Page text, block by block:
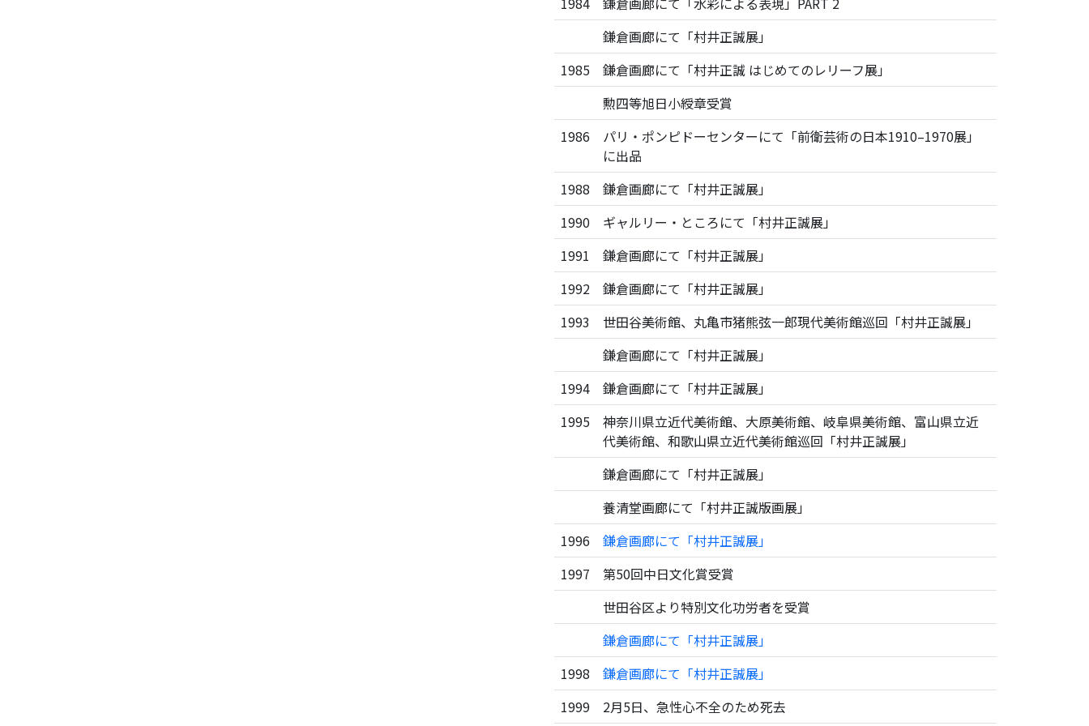
鎌倉画廊にて「村井正誠展」
1985
鎌倉画廊にて「村井正誠 はじめてのレリーフ展」
勲四等旭日小綬章受賞
1986
パリ・ポンピドーセンターにて「前衛芸術の日本1910–1970展」
に出品
1988
鎌倉画廊にて「村井正誠展」
1990
ギャルリー・ところにて「村井正誠展」
1991
鎌倉画廊にて「村井正誠展」
1992
鎌倉画廊にて「村井正誠展」
1993
世田谷美術館、丸亀市猪熊弦一郎現代美術館巡回「村井正誠展」
鎌倉画廊にて「村井正誠展」
1994
鎌倉画廊にて「村井正誠展」
1995
神奈川県立近代美術館、大原美術館、岐阜県美術館、富山県立近
代美術館、和歌山県立近代美術館巡回「村井正誠展」
鎌倉画廊にて「村井正誠展」
養清堂画廊にて「村井正誠版画展」
1996
鎌倉画廊にて「村井正誠展」
1997
第50回中日文化賞受賞
世田谷区より特別文化功労者を受賞
鎌倉画廊にて「村井正誠展」
1998
鎌倉画廊にて「村井正誠展」
1999
2月5日、急性心不全のため死去